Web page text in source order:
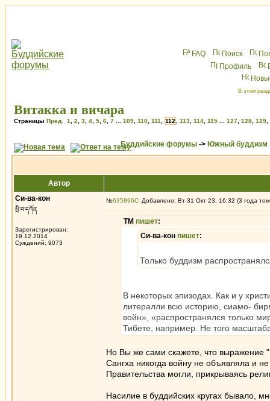
FAQ Поиск
Профиль
В этом
Витакка и вичара
Страницы Пред. 1 2 3 4 5 6 7 109 110 111 112 113 114 115 127 128 129
Буддийские форумы -> Южный буддизм
Автор
Си-ва-кон
སྲི་བ་དཀོན
Зарегистрирован:
19.12.2014
Суждений: 9073
№635896 Добавлено: Вт 31 Окт 23, 16:32 (3 года
ТМ пишет:
Си-ва-кон пишет:
Только буддизм
В некоторых эпизодах. Как и у
литералли всю историю, сиамо-
войн», «распространялся только
Тибете, например. Не того
Но Вы же сами скажете, что выражение
Сангха никогда войну не объявляла и
Правительства могли, прикрываясь
Насилие в буддийских кругах бывало,